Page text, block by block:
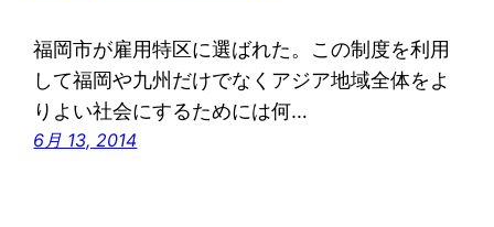
福岡市が雇用特区に選ばれた。この制度を利用
して福岡や九州だけでなくアジア地域全体をよ
りよい社会にするためには何…
6月 13, 2014